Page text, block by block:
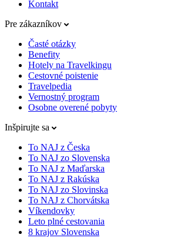
Kontakt
Pre zákazníkov
Časté otázky
Benefity
Hotely na Travelkingu
Cestovné poistenie
Travelpedia
Vernostný program
Osobne overené pobyty
Inšpirujte sa
To NAJ z Česka
To NAJ zo Slovenska
To NAJ z Maďarska
To NAJ z Rakúska
To NAJ zo Slovinska
To NAJ z Chorvátska
Víkendovky
Leto plné cestovania
8 krajov Slovenska